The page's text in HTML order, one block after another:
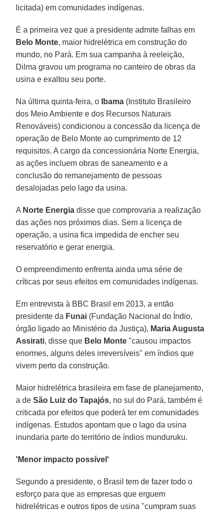
licitada) em comunidades indígenas.
É a primeira vez que a presidente admite falhas em
Belo Monte, maior hidrelétrica em construção do
mundo, no Pará. Em sua campanha à reeleição,
Dilma gravou um programa no canteiro de obras da
usina e exaltou seu porte.
Na última quinta-feira, o Ibama (Instituto Brasileiro
dos Meio Ambiente e dos Recursos Naturais
Renováveis) condicionou a concessão da licença de
operação de Belo Monte ao cumprimento de 12
requisitos. A cargo da concessionária Norte Energia,
as ações incluem obras de saneamento e a
conclusão do remanejamento de pessoas
desalojadas pelo lago da usina.
A Norte Energia disse que comprovaria a realização
das ações nos próximos dias. Sem a licença de
operação, a usina fica impedida de encher seu
reservatório e gerar energia.
O empreendimento enfrenta ainda uma série de
críticas por seus efeitos em comunidades indígenas.
Em entrevista à BBC Brasil em 2013, a então
presidente da Funai (Fundação Nacional do Índio,
órgão ligado ao Ministério da Justiça), Maria Augusta
Assirati, disse que Belo Monte "causou impactos
enormes, alguns deles irreversíveis" em índios que
vivem perto da construção.
Maior hidrelétrica brasileira em fase de planejamento,
a deSão Luiz do Tapajós, no sul do Pará, também é
criticada por efeitos que poderá ter em comunidades
indígenas. Estudos apontam que o lago da usina
inundaria parte do território de índios munduruku.
'Menor impacto possível'
Segundo a presidente, o Brasil tem de fazer todo o
esforço para que as empresas que erguem
hidrelétricas e outros tipos de usina "cumpram suas